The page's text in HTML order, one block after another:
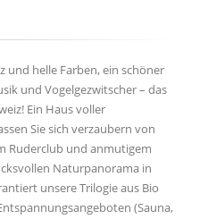
und helle Farben, ein schöner
und Vogelgezwitscher – das
Ein Haus voller
Sie sich verzaubern von
Ruderclub und anmutigem
Naturpanorama in
unsere Trilogie aus Bio
(Sauna,